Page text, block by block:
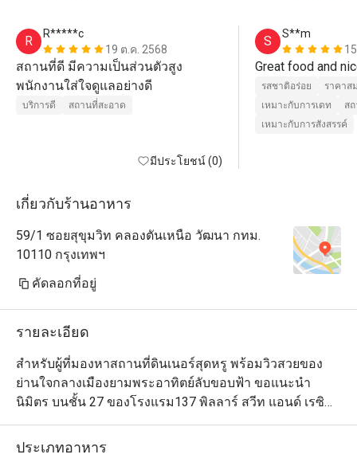
R
R*****c
19 ต.ค. 2568
สถานที่ดี มีความเป็นส่วนตัวสูง
พนักงานใส่ใจดูแลอย่างดี
บริการดี สถานที่สะอาด
มีประโยชน์ (0)
S
S**m
Great food and
รสชาติอร่อย
ราคาส
เหมาะกับการเดท
ส
เหมาะกับการสังสรรค์
เกี่ยวกับร้านอาหาร
59/1 ซอยสุขุมวิท คลองตันเหนือ วัฒนา กทม.
10110 กรุงเทพฯ
คัดลอกที่อยู่
รายละเอียด
สำหรับผู้ที่มองหาสถานที่ดินเนอร์สุดหรู พร้อมวิวสวยของ
ย่านใจกลางเมืองยามพระอาทิตย์ลับขอบฟ้า ขอแนะนำ
นิมิตร บนชั้น 27 ของโรงแรม137 พิลลาร์ สวีท แอนด์ เรซิ
เดนซ์ กรุงเทพฯ ซึ่งทางร้านนำเสนอจุดเด่นของอาหาร
พรีเมียมตามฤดูกาลจากทั้งฝั่งตะวันออกและตะวันตกได้
ประเภทอาหาร